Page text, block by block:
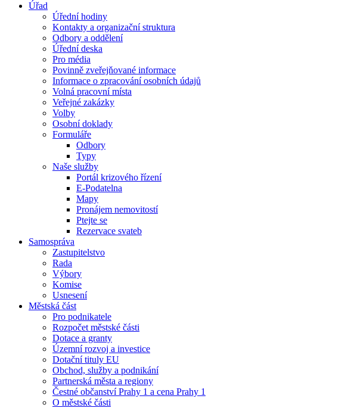
Úřad
Úřední hodiny
Kontakty a organizační struktura
Odbory a oddělení
Úřední deska
Pro média
Povinně zveřejňované informace
Informace o zpracování osobních údajů
Volná pracovní místa
Veřejné zakázky
Volby
Osobní doklady
Formuláře
Odbory
Typy
Naše služby
Portál krizového řízení
E-Podatelna
Mapy
Pronájem nemovitostí
Ptejte se
Rezervace svateb
Samospráva
Zastupitelstvo
Rada
Výbory
Komise
Usnesení
Městská část
Pro podnikatele
Rozpočet městské části
Dotace a granty
Územní rozvoj a investice
Dotační tituly EU
Obchod, služby a podnikání
Partnerská města a regiony
Čestné občanství Prahy 1 a cena Prahy 1
O městské části